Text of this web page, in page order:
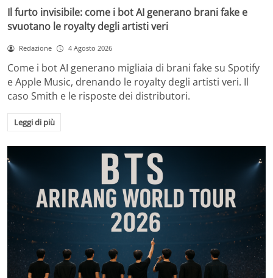
Il furto invisibile: come i bot AI generano brani fake e
svuotano le royalty degli artisti veri
Redazione 4 Agosto 2026
Come i bot AI generano migliaia di brani fake su Spotify
e Apple Music, drenando le royalty degli artisti veri. Il
caso Smith e le risposte dei distributori.
Leggi di più